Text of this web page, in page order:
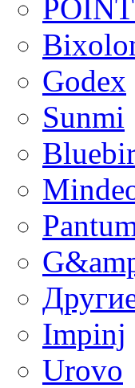
Godex
Sunmi
Impinj
Urovo